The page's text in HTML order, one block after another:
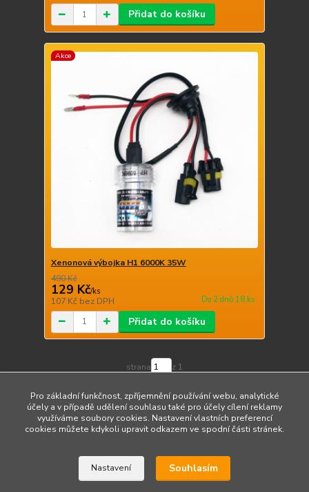
Přidat do košíku
Akce
Xenonová výbojka H1 6000K 35W
490 Kč
129 Kč/ks
107 Kč bez DPH Do 2 dnů 18 ks
Přidat do košíku
strana z 1
Upravit sběr cookies.
Pro základní funkčnost, zpříjemnění používání webu, analytické
účely a v případě udělení souhlasu také pro účely cílení reklamy
využíváme soubory cookies. Nastavení vlastních preferencí
cookies můžete kdykoli upravit odkazem ve spodní části stránek.
Nastavení Souhlasím